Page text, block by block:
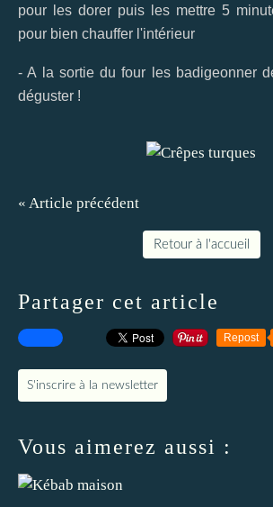
pour les dorer puis les mettre 5
pour bien chauffer l'intérieur
- A la sortie du four les badigeonner
déguster !
« Article précédent
Retour à l'accueil
Partager cet article
Repost
S'inscrire à la newsletter
Vous aimerez aussi :